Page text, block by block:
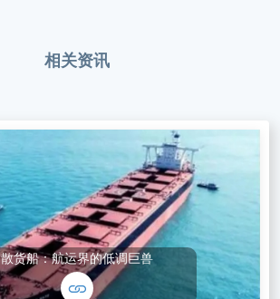
相关资讯
散货船：航运界的低调巨兽